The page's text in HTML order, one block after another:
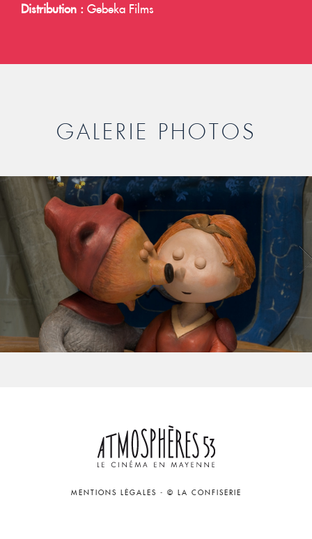
Distribution : Gebeka Films
GALERIE PHOTOS
MENTIONS LÉGALES - © LA CONFISERIE